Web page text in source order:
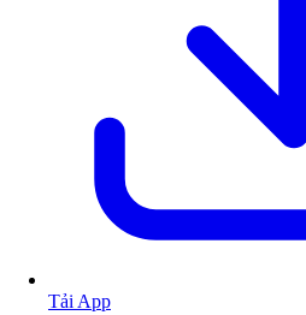
Tải App